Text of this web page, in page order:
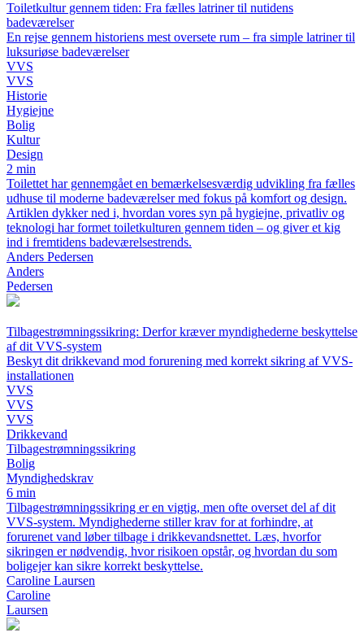
Toiletkultur gennem tiden: Fra fælles latriner til nutidens
badeværelser
En rejse gennem historiens mest oversete rum – fra simple latriner til
luksuriøse badeværelser
VVS
VVS
Historie
Hygiejne
Bolig
Kultur
Design
2 min
Toilettet har gennemgået en bemærkelsesværdig udvikling fra fælles
udhuse til moderne badeværelser med fokus på komfort og design.
Artiklen dykker ned i, hvordan vores syn på hygiejne, privatliv og
teknologi har formet toiletkulturen gennem tiden – og giver et kig
ind i fremtidens badeværelsestrends.
Anders Pedersen
Anders
Pedersen
Tilbagestrømningssikring: Derfor kræver myndighederne beskyttelse
af dit VVS-system
Beskyt dit drikkevand mod forurening med korrekt sikring af VVS-
installationen
VVS
VVS
VVS
Drikkevand
Tilbagestrømningssikring
Bolig
Myndighedskrav
6 min
Tilbagestrømningssikring er en vigtig, men ofte overset del af dit
VVS-system. Myndighederne stiller krav for at forhindre, at
forurenet vand løber tilbage i drikkevandsnettet. Læs, hvorfor
sikringen er nødvendig, hvor risikoen opstår, og hvordan du som
boligejer kan sikre korrekt beskyttelse.
Caroline Laursen
Caroline
Laursen